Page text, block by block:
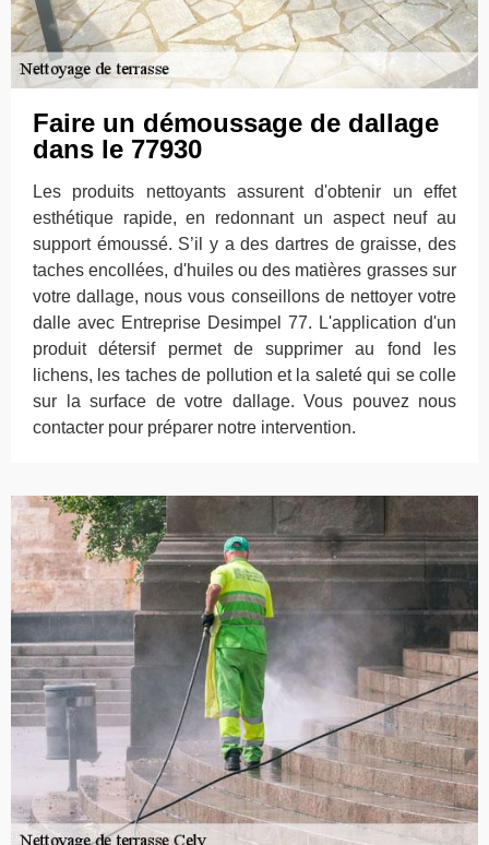
Faire un démoussage de dallage
dans le 77930
Les produits nettoyants assurent d'obtenir un effet
esthétique rapide, en redonnant un aspect neuf au
support émoussé. S’il y a des dartres de graisse, des
taches encollées, d'huiles ou des matières grasses sur
votre dallage, nous vous conseillons de nettoyer votre
dalle avec Entreprise Desimpel 77. L'application d'un
produit détersif permet de supprimer au fond les
lichens, les taches de pollution et la saleté qui se colle
sur la surface de votre dallage. Vous pouvez nous
contacter pour préparer notre intervention.